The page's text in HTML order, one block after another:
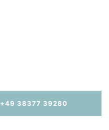
+49 38377 39280